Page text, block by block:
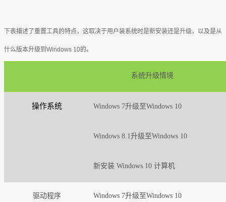
下表描述了重置工具的特点，这取决于用户装系统时是新安装还是升级，以及是从
什么版本升级到Windows 10的。
系统升级情境
操作系统 Windows 7升级至Windows 10
Windows 8.1升级至Windows 10
新安装 Windows 10 计算机
驱动程序 Windows 7升级至Windows 10